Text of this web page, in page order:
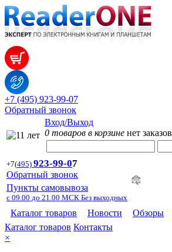
+7 (495) 923-99-07
Обратный звонок
Вход/Выход
0 товаров в корзине нет заказов
+7(495) 923-99-07
Обратный звонок
Пункты самовывоза
с 09.00 до 21.00 МСК Без выходных
Каталог товаров Новости Обзоры
Каталог товаров Контакты
×